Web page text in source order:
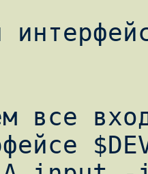
все